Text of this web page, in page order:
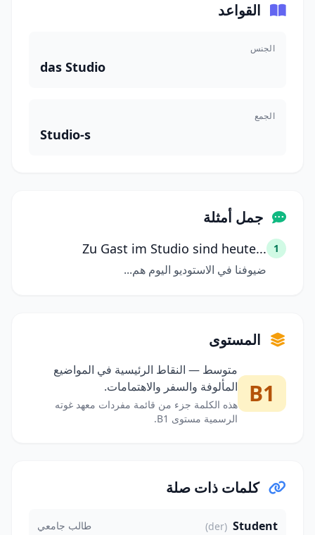
القواعد
الجنس
das Studio
الجمع
Studio-s
جمل أمثلة
1
Zu Gast im Studio sind heute...
ضيوفنا في الاستوديو اليوم هم...
المستوى
B1
متوسط — النقاط الرئيسية في المواضيع
المألوفة والسفر والاهتمامات.
هذه الكلمة جزء من قائمة مفردات معهد غوته
الرسمية مستوى B1.
كلمات ذات صلة
Student
(der) طالب جامعي